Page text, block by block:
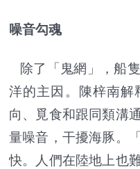
噪音勾魂
除了「鬼網」，船
洋的主因。陳梓南解
向、覓食和跟同類溝
量噪音，干擾海豚。
快。人們在陸地上也